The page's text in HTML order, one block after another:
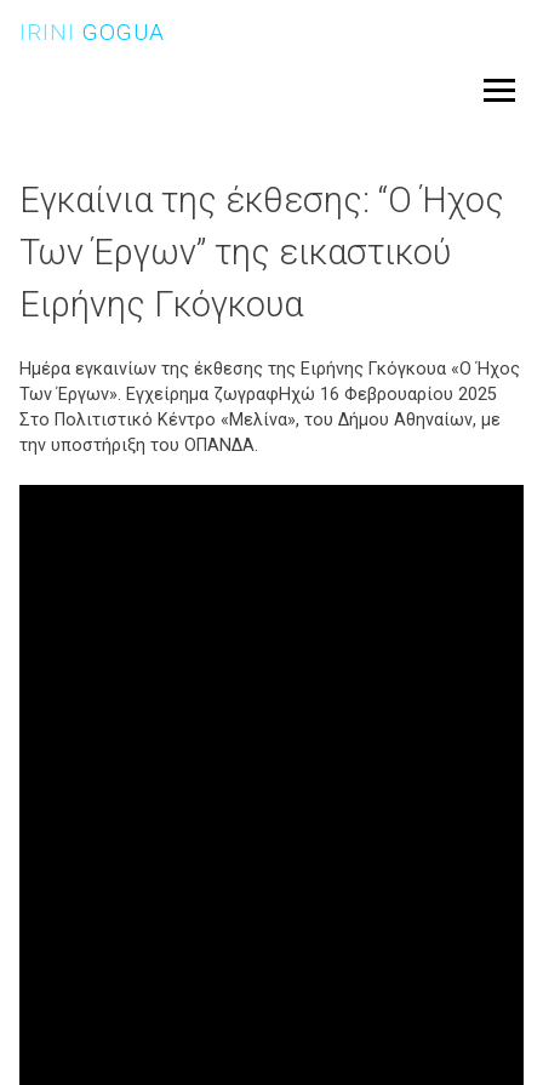
to
IRINI GOGUA
Εγκαίνια της έκθεσης: “Ο Ήχος
Των Έργων” της εικαστικού
Ειρήνης Γκόγκουα
Ημέρα εγκαινίων της έκθεσης της Ειρήνης Γκόγκουα «Ο Ήχος
Των Έργων». Εγχείρημα ζωγραφΗχώ 16 Φεβρουαρίου 2025
Στο Πολιτιστικό Κέντρο «Μελίνα», του Δήμου Αθηναίων, με
την υποστήριξη του ΟΠΑΝΔΑ.